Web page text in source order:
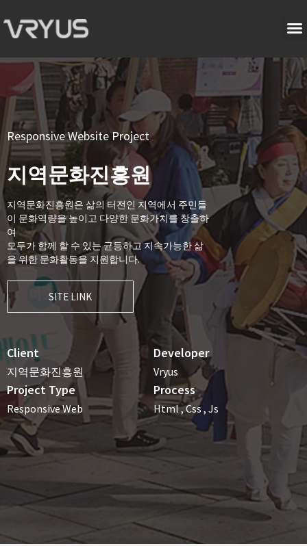
Responsive Website Project
지역문화진흥원
지역문화진흥원은 삶의 터전인 지역에서 주민들
이 문화역량을 높이고 다양한 문화가치를 창출하
여
모두가 함께 할 수 있는 균등하고 지속가능한 삶
을 위한 문화활동을 지원합니다.
SITE LINK
Client
지역문화진흥원
Developer
Vryus
Project Type
Responsive Web
Process
Html , Css , Js